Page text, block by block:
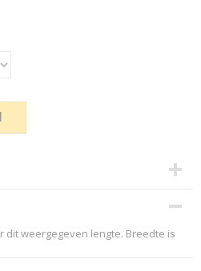
dit weergegeven lengte. Breedte is